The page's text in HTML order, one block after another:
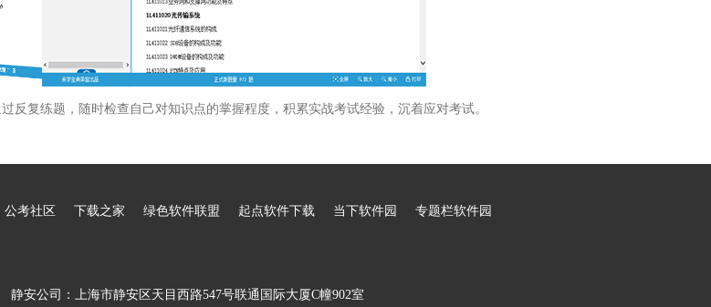
反复练题，随时检查自己对知识点的掌握程度，积累实战考试经验，沉着应对考试。
公考社区 下载之家 绿色软件联盟 起点软件下载 当下软件园 专题栏软件园
静安公司：上海市静安区天目西路547号联通国际大厦C幢902室